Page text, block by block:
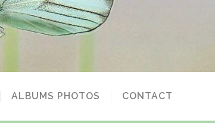
ALBUMS PHOTOS CONTACT